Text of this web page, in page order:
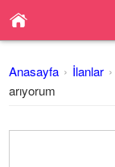
Anasayfa İlanlar
arıyorum